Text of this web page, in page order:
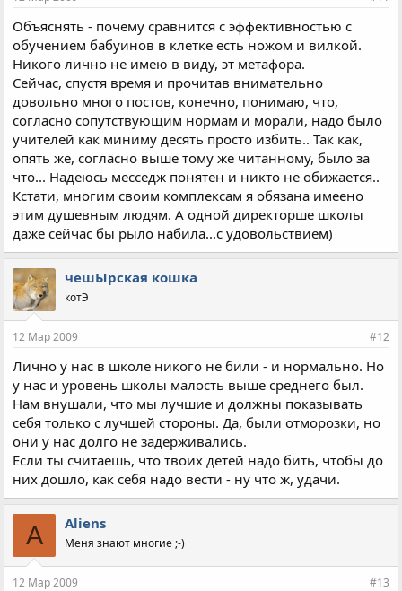
Объяснять - почему сравнится с эффективностью с
обучением бабуинов в клетке есть ножом и вилкой.
Никого лично не имею в виду, эт метафора.
Сейчас, спустя время и прочитав внимательно
довольно много постов, конечно, понимаю, что,
согласно сопутствующим нормам и морали, надо было
учителей как миниму десять просто избить.. Так как,
опять же, согласно выше тому же читанному, было за
что... Надеюсь месседж понятен и никто не обижается..
Кстати, многим своим комплексам я обязана имеено
этим душевным людям. А одной директорше школы
даже сейчас бы рыло набила...с удовольствием)
чешЫрская кошка
котЭ
12 Мар 2009 #12
Лично у нас в школе никого не били - и нормально. Но
у нас и уровень школы малость выше среднего был.
Нам внушали, что мы лучшие и должны показывать
себя только с лучшей стороны. Да, были отморозки, но
они у нас долго не задерживались.
Если ты считаешь, что твоих детей надо бить, чтобы до
них дошло, как себя надо вести - ну что ж, удачи.
A Aliens
Меня знают многие ;-)
12 Мар 2009 #13